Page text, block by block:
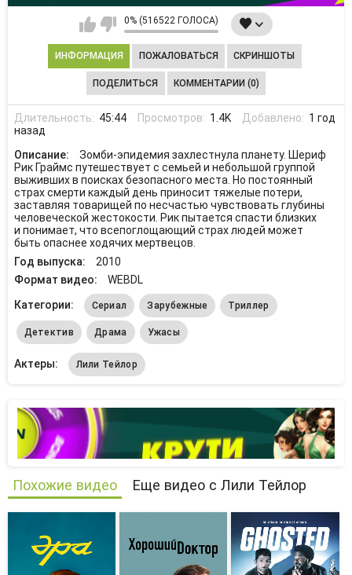
0% (516522 ГОЛОСА)
ИНФОРМАЦИЯ ПОЖАЛОВАТЬСЯ СКРИНШОТЫ
ПОДЕЛИТЬСЯ КОММЕНТАРИИ (0)
Длительность: 45:44 Просмотров: 1.4K Добавлено: 1 год
назад
Описание:
Зомби-эпидемия захлестнула планету. Шериф
Рик Граймс путешествует с семьей и небольшой группой
выживших в поисках безопасного места. Но постоянный
страх смерти каждый день приносит тяжелые потери,
заставляя товарищей по несчастью чувствовать глубины
человеческой жестокости. Рик пытается спасти близких
и понимает, что всепоглощающий страх людей может
быть опаснее ходячих мертвецов.
Год выпуска:
2010
Формат видео:
WEBDL
Категории:
Сериал Зарубежные Триллер
Детектив Драма Ужасы
Актеры: Лили Тейлор
Похожие видео Еще видео с Лили Тейлор